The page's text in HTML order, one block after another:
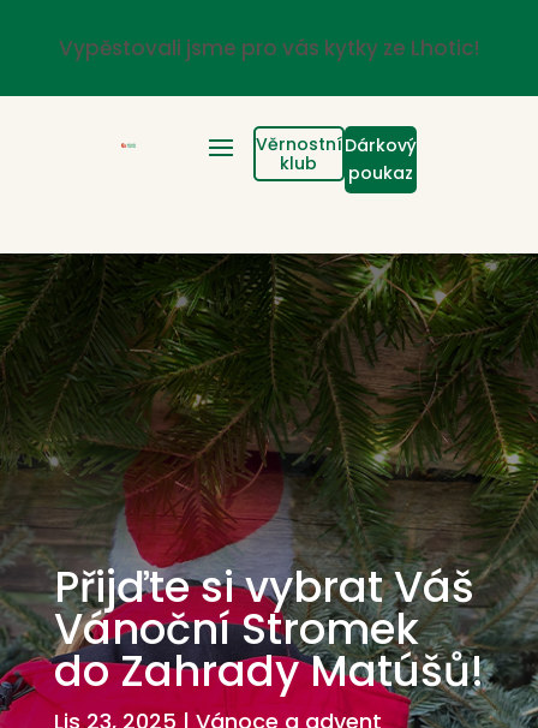
Vypěstovali jsme pro vás kytky ze Lhotic!
Věrnostní
klub
Dárkový
poukaz
Přijďte si vybrat Váš
Vánoční Stromek
do Zahrady Matúšů!
Lis 23, 2025 | Vánoce a advent